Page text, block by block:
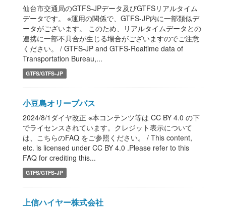
仙台市交通局のGTFS-JPデータ及びGTFSリアルタイム
データです。 ※運用の関係で、GTFS-JP内に一部類似デ
ータがございます。 このため、リアルタイムデータとの
連携に一部不具合が生じる場合がございますのでご注意
ください。 / GTFS-JP and GTFS-Realtime data of
Transportation Bureau,...
GTFS/GTFS-JP
小豆島オリーブバス
2024/8/1ダイヤ改正 ※本コンテンツ等は CC BY 4.0 の下
でライセンスされています。クレジット表示について
は、こちらのFAQ をご参照ください。 / This content,
etc. is licensed under CC BY 4.0 .Please refer to this
FAQ for crediting this...
GTFS/GTFS-JP
上信ハイヤー株式会社